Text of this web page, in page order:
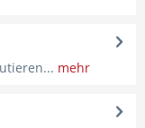
mehr